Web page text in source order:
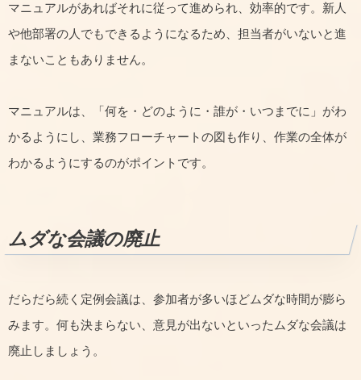
マニュアルがあればそれに従って進められ、効率的です。新人
や他部署の人でもできるようになるため、担当者がいないと進
まないこともありません。
マニュアルは、「何を・どのように・誰が・いつまでに」がわ
かるようにし、業務フローチャートの図も作り、作業の全体が
わかるようにするのがポイントです。
ムダな会議の廃止
だらだら続く定例会議は、参加者が多いほどムダな時間が膨ら
みます。何も決まらない、意見が出ないといったムダな会議は
廃止しましょう。